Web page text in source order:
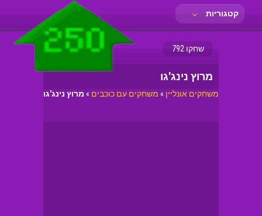
קטגוריות
שחקו 792
מרוץ נינג'גו
משחקים אונליין » משחקים עם כוכבים » מרוץ נינג'גו